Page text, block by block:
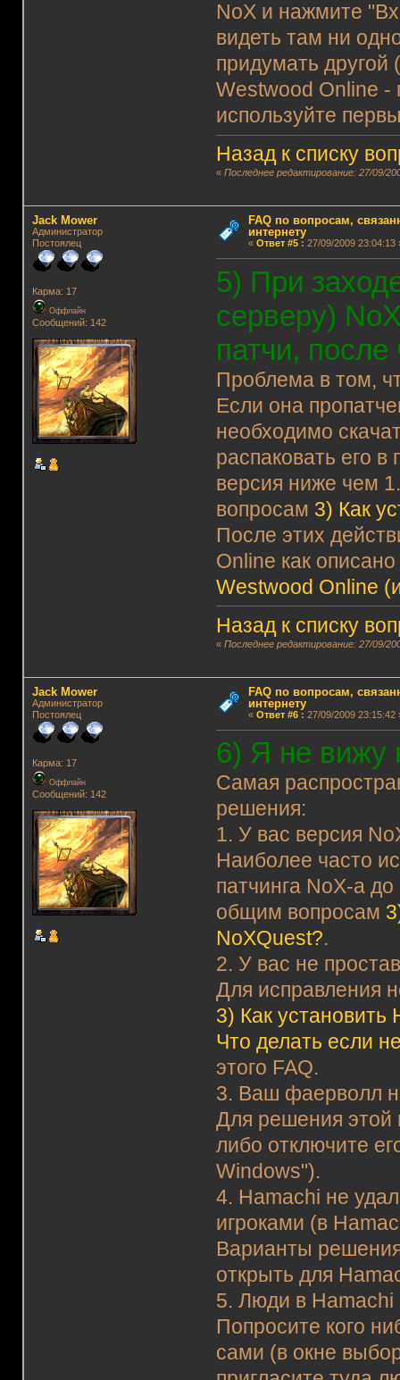
NoX и нажмите
видеть там ни
придумать другой
Westwood Online -
используйте
Назад к списку
«Последнее редактирование: 27/09/
Jack Mower
Администратор
Постоялец
Карма: 17
Оффлайн
Сообщений: 142
FAQ по вопросам,
интернету
« Ответ #5: 27/09/2009 23:04:13
5) При
серверу)
патчи, после
Проблема в том,
Если она
необходимо
распаковать его
версия ниже чем
вопросам 3) Как
После этих
Online как
Westwood Online
Назад к списку
«Последнее редактирование: 27/09/
Jack Mower
Администратор
Постоялец
Карма: 17
Оффлайн
Сообщений: 142
FAQ по вопросам,
интернету
« Ответ #6: 27/09/2009 23:15:42
6) Я не вижу
Самая
решения:
1. У вас версия
Наиболее часто
патчинга NoX-а
общим вопросам
NoXQuest?.
2. У вас не
Для исправления
3) Как
Что делать если
этого FAQ.
3. Ваш фаерволл
Для решения этой
либо отключите
Windows").
4. Hamachi не
игроками (в
Варианты
открыть для
5. Люди в Hamachi
Попросите кого
сами (в окне